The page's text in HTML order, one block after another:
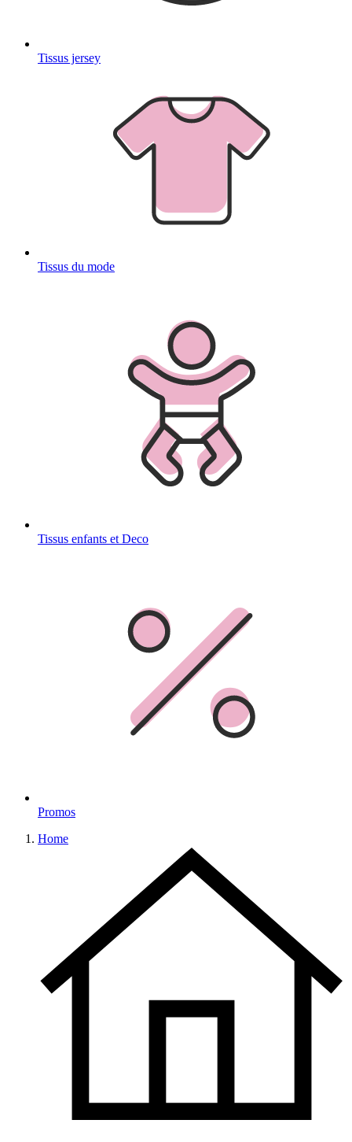
Tissus jersey
Tissus du mode
Tissus enfants et Deco
Promos
Home